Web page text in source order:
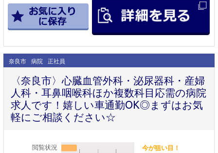
奈良市 病院 正社員
〈奈良市〉心臓血管外科・泌尿器科・産婦
人科・耳鼻咽喉科ほか複数科目応需の病院
求人です！嬉しい車通勤OK◎まずはお気
軽にご相談ください☆
閲覧状況 今が狙い目！